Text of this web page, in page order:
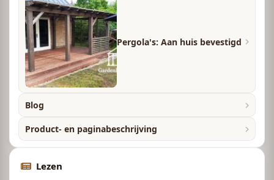
Pergola's: Aan huis bevestigd
Blog
Product- en paginabeschrijving
Lezen